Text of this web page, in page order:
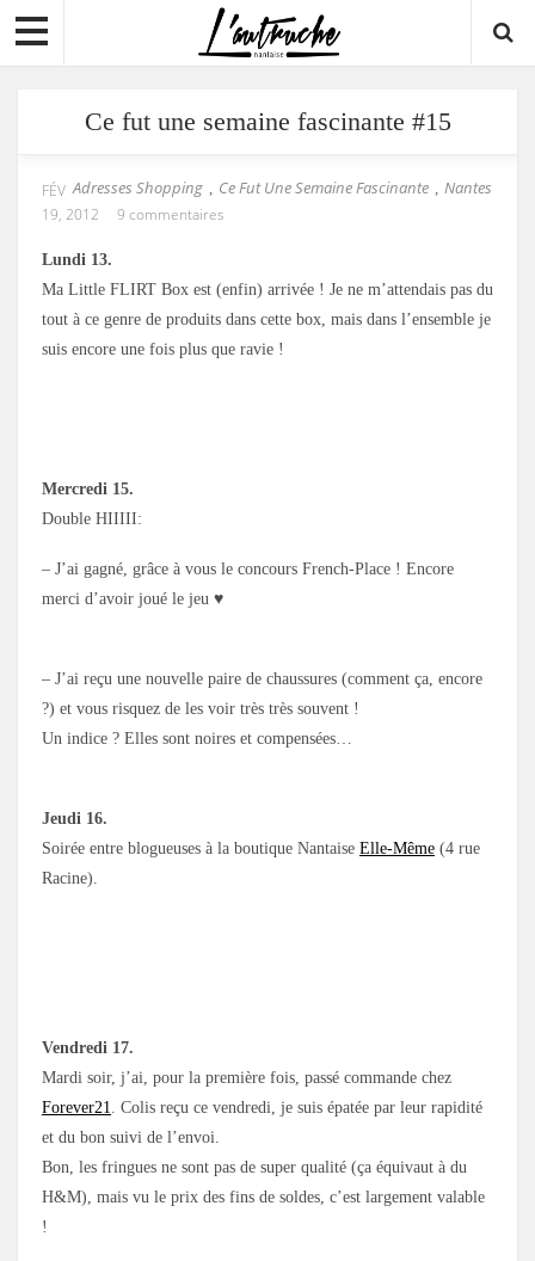
Ce fut une semaine fascinante #15
Adresses Shopping , Ce Fut Une Semaine Fascinante , Nantes
FÉV
19, 2012
9 commentaires
Lundi 13.
Ma Little FLIRT Box est (enfin) arrivée ! Je ne m’attendais pas du
tout à ce genre de produits dans cette box, mais dans l’ensemble je
suis encore une fois plus que ravie !
Mercredi 15.
Double HIIIII:
– J’ai gagné, grâce à vous le concours French-Place ! Encore
merci d’avoir joué le jeu ♥
– J’ai reçu une nouvelle paire de chaussures (comment ça, encore
?) et vous risquez de les voir très très souvent !
Un indice ? Elles sont noires et compensées…
Jeudi 16.
Soirée entre blogueuses à la boutique Nantaise Elle-Même (4 rue
Racine).
Vendredi 17.
Mardi soir, j’ai, pour la première fois, passé commande chez
Forever21. Colis reçu ce vendredi, je suis épatée par leur rapidité
et du bon suivi de l’envoi.
Bon, les fringues ne sont pas de super qualité (ça équivaut à du
H&M), mais vu le prix des fins de soldes, c’est largement valable
!